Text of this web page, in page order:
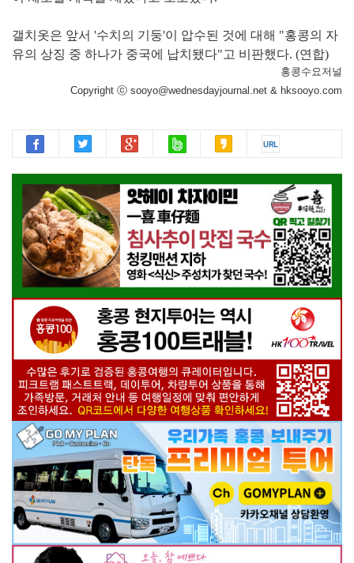
갤치옷은 앞서 '수치의 기둥'이 압수된 것에 대해 "홍콩의 자
유의 상징 중 하나가 중국에 납치됐다"고 비판했다. (연합)
홍콩수요저널
Copyright ⓒ sooyo@wednesdayjournal.net & hksooyo.com